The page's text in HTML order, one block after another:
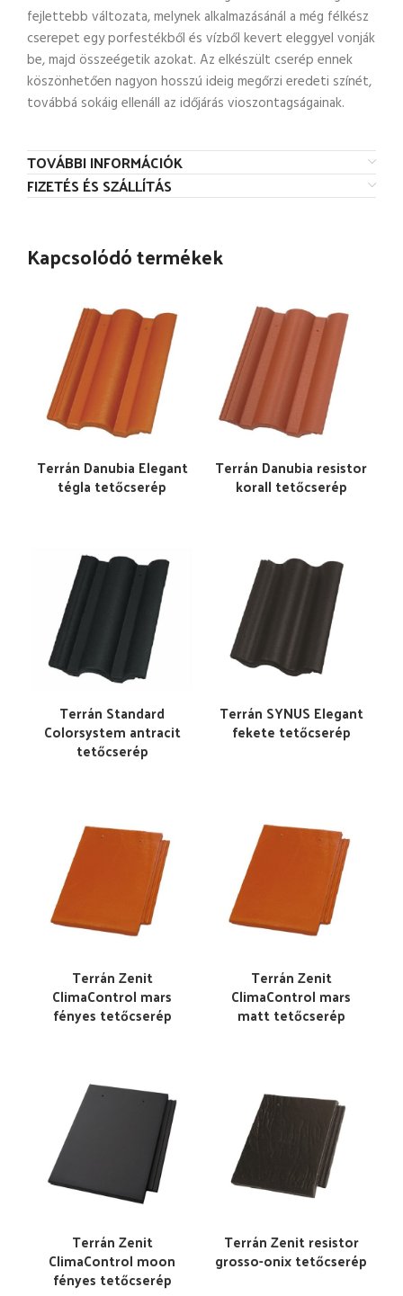
fejlettebb változata, melynek alkalmazásánál a még félkész
cserepet egy porfestékből és vízből kevert eleggyel vonják
be, majd összeégetik azokat. Az elkészült cserép ennek
köszönhetően nagyon hosszú ideig megőrzi eredeti színét,
továbbá sokáig ellenáll az időjárás vioszontagságainak.
TOVÁBBI INFORMÁCIÓK
FIZETÉS ÉS SZÁLLÍTÁS
Kapcsolódó termékek
Terrán Danubia Elegant
tégla tetőcserép
Terrán Danubia resistor
korall tetőcserép
Terrán Standard
Colorsystem antracit
tetőcserép
Terrán SYNUS Elegant
fekete tetőcserép
Terrán Zenit
ClimaControl mars
fényes tetőcserép
Terrán Zenit
ClimaControl mars
matt tetőcserép
Terrán Zenit
ClimaControl moon
fényes tetőcserép
Terrán Zenit resistor
grosso-onix tetőcserép